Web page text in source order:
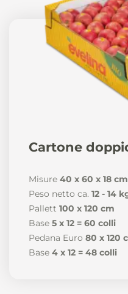
Cartone
Misure 40 x 60 x 18 cm
Peso netto ca. 12 - 14
Pallett 100 x 120 cm
Base 5 x 12 = 60 colli
Pedana Euro 80 x 120
Base 4 x 12 = 48 colli